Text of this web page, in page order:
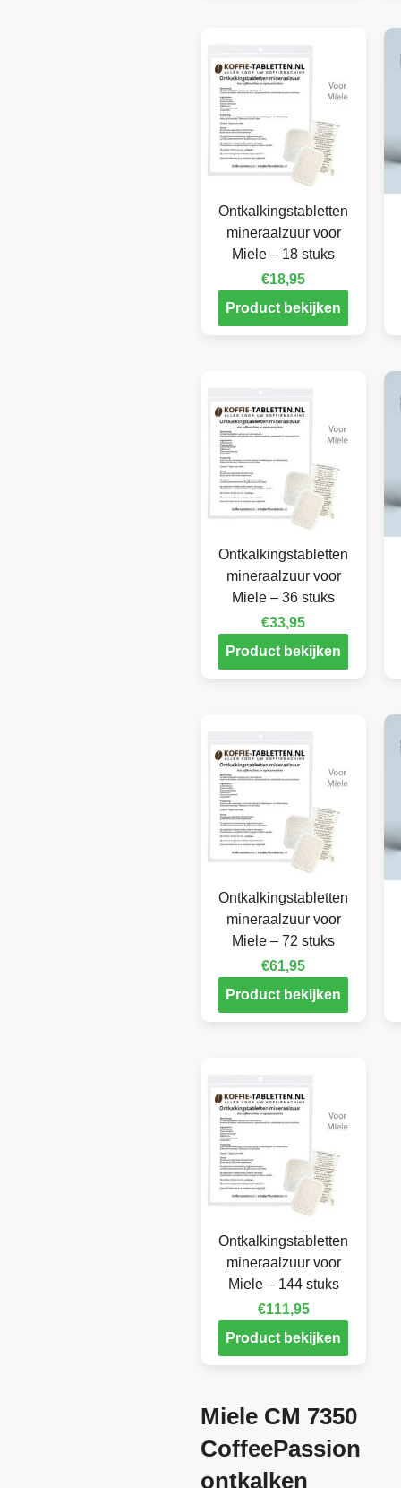
Ontkalkingstabletten
mineraalzuur voor
Miele – 18 stuks
€18,95
Product bekijken
Ontkalkingstabletten
mineraalzuur voor
Miele – 36 stuks
€33,95
Product bekijken
Ontkalkingstabletten
mineraalzuur voor
Miele – 72 stuks
€61,95
Product bekijken
Ontkalkingstabletten
mineraalzuur voor
Miele – 144 stuks
€111,95
Product bekijken
Miele CM 7350
CoffeePassion
ontkalken